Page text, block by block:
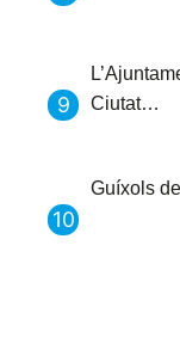
Ciutat…
Guíxols